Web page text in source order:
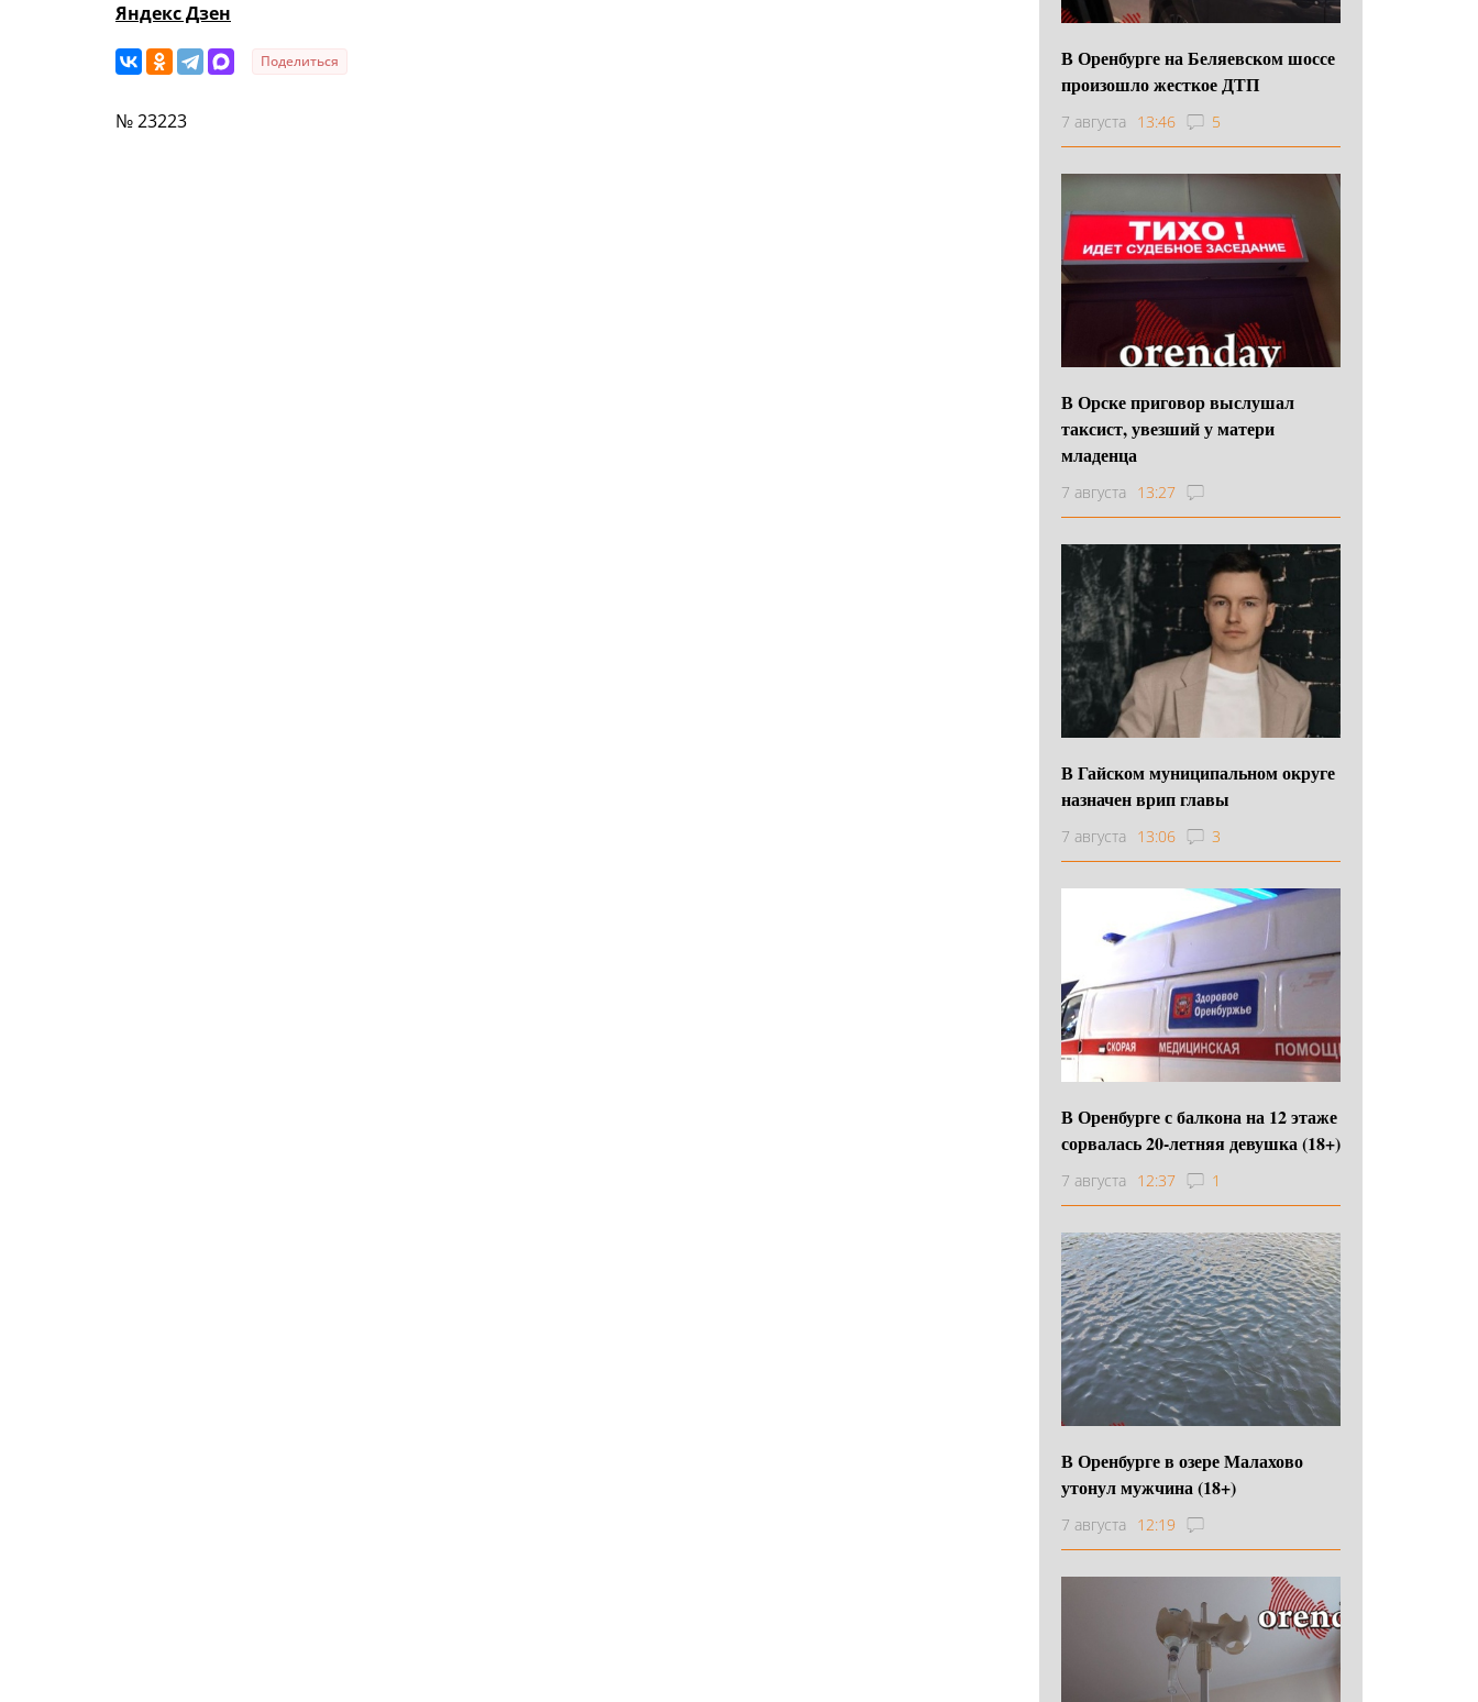
Яндекс Дзен
Поделиться
№ 23223
В Оренбурге на Беляевском шоссе
произошло жесткое ДТП
7 августа 13:46 5
В Орске приговор выслушал
таксист, увезший у матери
младенца
7 августа 13:27
В Гайском муниципальном округе
назначен врип главы
7 августа 13:06 3
В Оренбурге с балкона на 12 этаже
сорвалась 20-летняя девушка (18+)
7 августа 12:37 1
В Оренбурге в озере Малахово
утонул мужчина (18+)
7 августа 12:19